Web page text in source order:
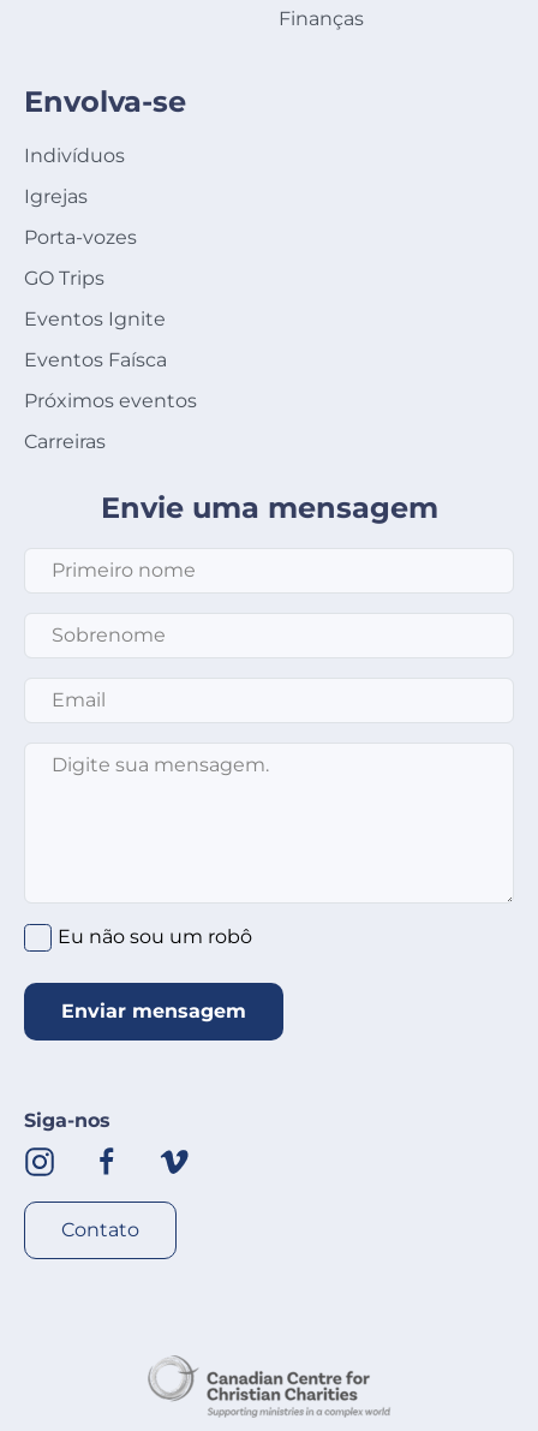
Finanças
Envolva-se
Indivíduos
Igrejas
Porta-vozes
GO Trips
Eventos Ignite
Eventos Faísca
Próximos eventos
Carreiras
Envie uma mensagem
Primeiro nome
Sobrenome
Email
Mensagem
Clique no círculo abaixo *
Eu não sou um robô
Enviar mensagem
Siga-nos
Contato